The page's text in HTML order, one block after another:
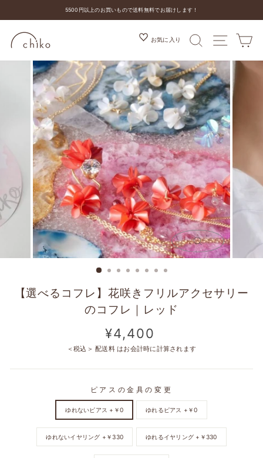
ス
ラ
イ
シ
ョ
ー
を
停
止
す
る
5500円以上のお買いもので送料無料でお届けします！
お気に入り 検索 MENU
閉
じ
る
(ESC)
【選べるコフレ】花咲きフリルアクセサリー
のコフレ｜レッド
定
価
¥4,400
＜税込＞配送料はお会計時に計算されます
ピアスの金具の変更
ゆれないピアス +￥0 ゆれるピアス +￥0
ゆれないイヤリング +￥330 ゆれるイヤリング +￥330